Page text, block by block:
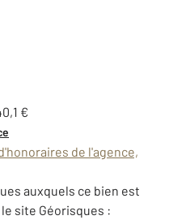
€
de l'agence,
auxquels ce bien est
site Géorisques :